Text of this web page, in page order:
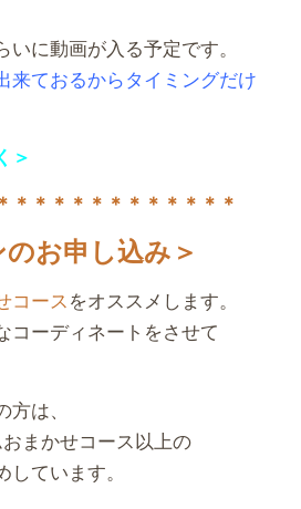
に動画が入る予定です。
来ておるからタイミングだけ
＞
＊＊＊＊ ＊＊＊＊＊＊＊＊
お申し込み＞
コースをオススメします。
コーディネートをさせて
は、
まかせコース以上の
ています。